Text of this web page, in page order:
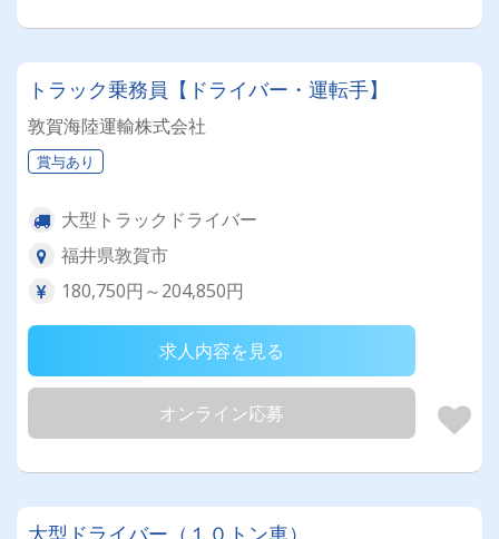
トラック乗務員【ドライバー・運転手】
敦賀海陸運輸株式会社
賞与あり
大型トラックドライバー
福井県敦賀市
180,750円～204,850円
求人内容を見る
オンライン応募
大型ドライバー（１０トン車）